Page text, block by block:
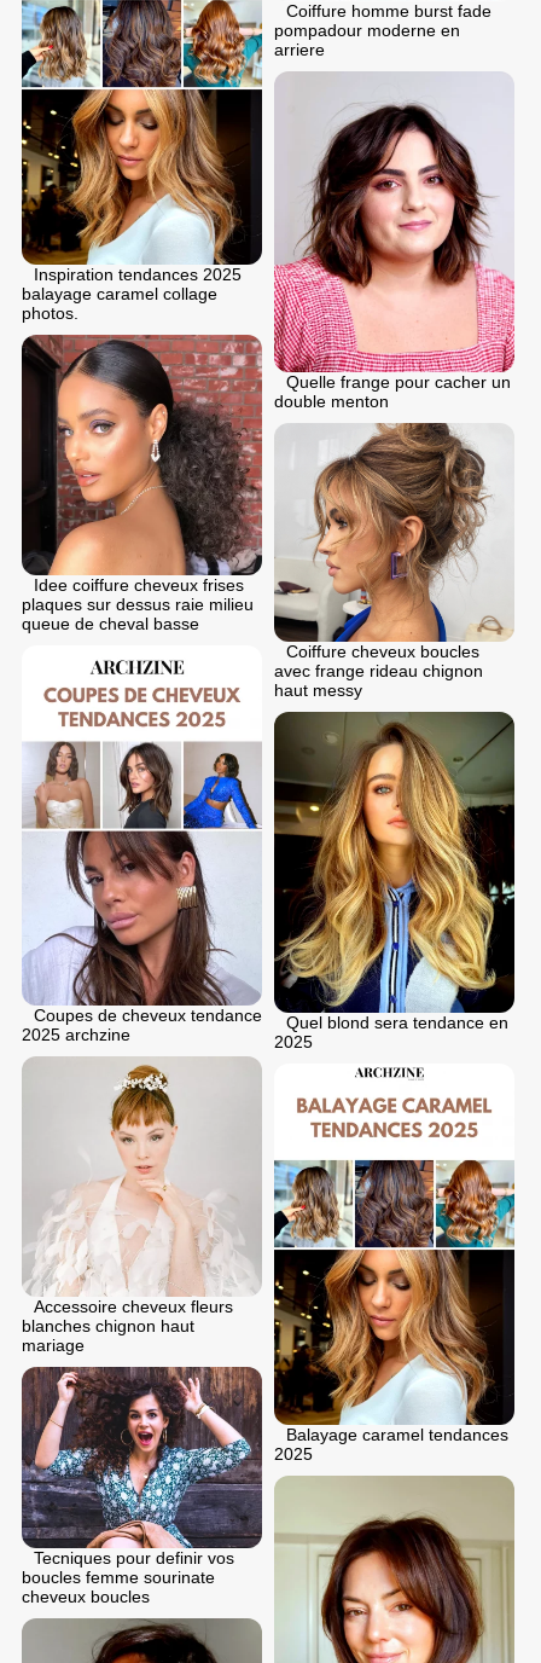
Coiffure homme burst fade
pompadour moderne en
arriere
Inspiration tendances 2025
balayage caramel collage
photos.
Quelle frange pour cacher un
double menton
Idee coiffure cheveux frises
plaques sur dessus raie milieu
queue de cheval basse
Coiffure cheveux boucles
avec frange rideau chignon
haut messy
Coupes de cheveux tendance
2025 archzine
Quel blond sera tendance en
2025
Accessoire cheveux fleurs
blanches chignon haut
mariage
Balayage caramel tendances
2025
Tecniques pour definir vos
boucles femme sourinate
cheveux boucles